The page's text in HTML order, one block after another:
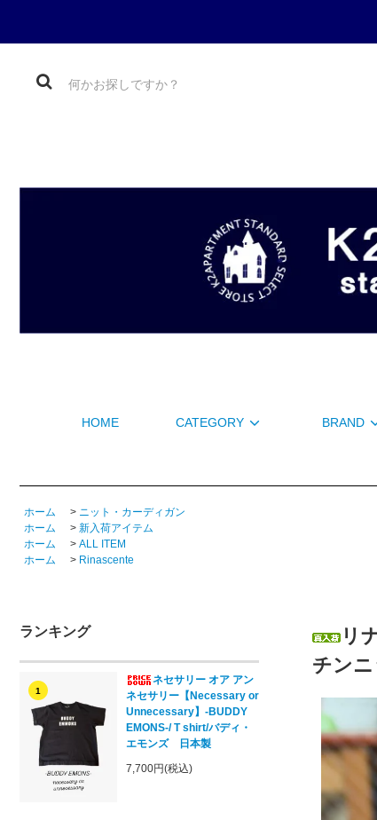
HOME CATEGORY BRAND
ホーム > ニット・カーディガン
ホーム
> 新入荷アイテム
ホーム
> ALL ITEM
ホーム
> Rinascente
ランキング
1
ネセサリー オア アン
ネセサリー【Necessary or
Unnecessary】-BUDDY
EMONS-/ T shirt/バディ・
エモンズ 日本製
7,700円(税込)
リ
チン